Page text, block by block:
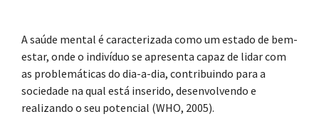
A saúde mental é caracterizada como um estado de bem-
estar, onde o indivíduo se apresenta capaz de lidar com
as problemáticas do dia-a-dia, contribuindo para a
sociedade na qual está inserido, desenvolvendo e
realizando o seu potencial (WHO, 2005).